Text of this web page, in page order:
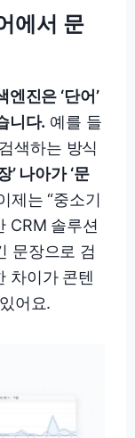
에서 문
진은 ‘단어’
니다. 예를 들
색하는 방식
’ 나아가 ‘문
제는 “중소기
CRM 솔루션
문장으로 검
차이가 콘텐
어요.